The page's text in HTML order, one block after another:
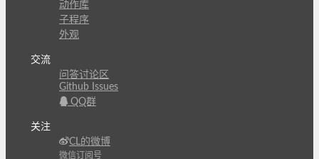
动作库
子程序
外观
交流
问答讨论区
Github Issues
QQ群
关注
CL的微博
微信订阅号